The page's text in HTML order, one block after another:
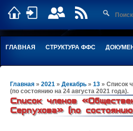
ГЛАВНАЯ СТРУКТУРА ФФС
Главная » 2021 » Декабрь » 13 » Список
(по состоянию на 24 августа 2021 года).
Список членов
Серпухова» (по